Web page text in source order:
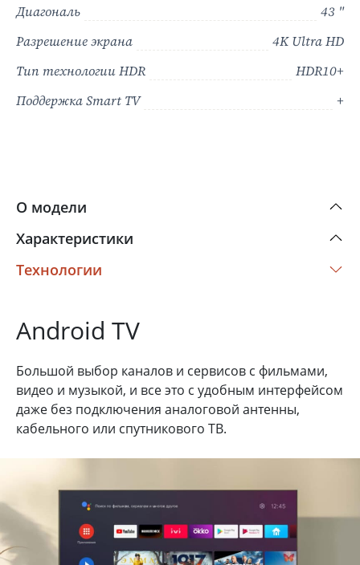
Диагональ
43 "
Разрешение экрана
4K Ultra HD
Тип технологии HDR
HDR10+
Поддержка Smart TV
+
О модели
Характеристики
Технологии
Android TV
Большой выбор каналов и сервисов с фильмами,
видео и музыкой, и все это с удобным интерфейсом
даже без подключения аналоговой антенны,
кабельного или спутникового ТВ.